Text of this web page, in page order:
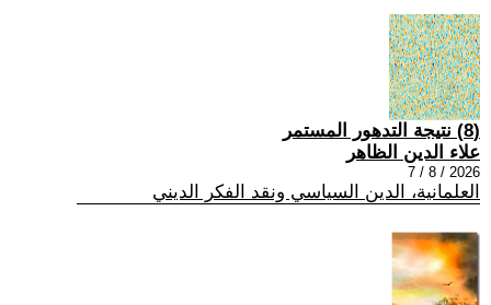
(8) نتيجة التدهور المستمر
علاء الدين الظاهر
2026 / 8 / 7
العلمانية، الدين السياسي ونقد الفكر الديني